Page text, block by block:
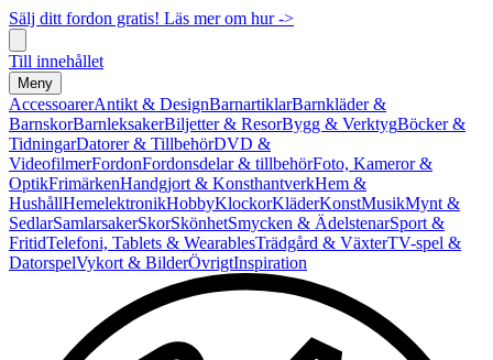
Sälj ditt fordon gratis! Läs mer om hur ->
Till innehållet
Meny
AccessoarerAntikt & DesignBarnartiklarBarnkläder &
BarnskorBarnleksakerBiljetter & ResorBygg & VerktygBöcker &
TidningarDatorer & TillbehörDVD &
VideofilmerFordonFordonsdelar & tillbehörFoto, Kameror &
OptikFrimärkenHandgjort & KonsthantverkHem &
HushållHemelektronikHobbyKlockorKläderKonstMusikMynt &
SedlarSamlarsakerSkorSkönhetSmycken & ÄdelstenarSport &
FritidTelefoni, Tablets & WearablesTrädgård & VäxterTV-spel &
DatorspelVykort & BilderÖvrigtInspiration